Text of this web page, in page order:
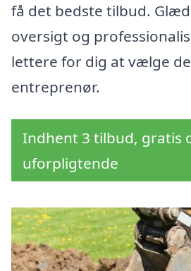
få det bedste tilbud.
oversigt og
lettere for dig at vælge
entreprenør.
Indhent 3 tilbud, gratis
uforpligtende